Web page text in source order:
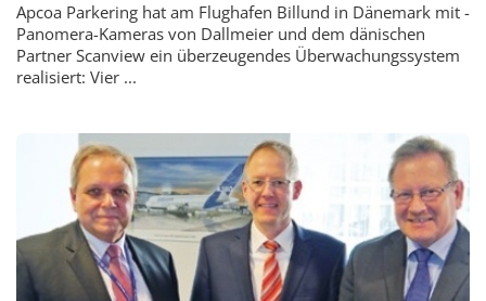
Apcoa Parkering hat am Flughafen Billund in Dänemark mit ­
Panomera­-­Kameras von Dallmeier und dem dänischen
Partner Scanview ein überzeugendes Überwachungssystem
realisiert: Vier ...